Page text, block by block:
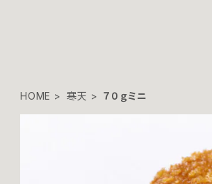
HOME 寒天 ７０ｇミニ